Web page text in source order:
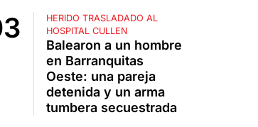
HERIDO TRASLADADO AL
HOSPITAL CULLEN
Balearon a un hombre
en Barranquitas
Oeste: una pareja
detenida y un arma
tumbera secuestrada